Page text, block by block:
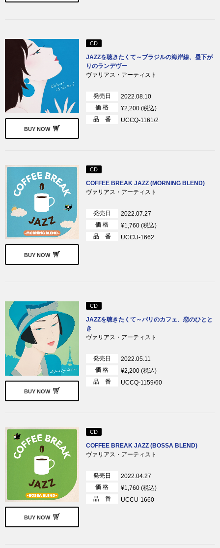
BUY NOW
CD
JAZZを聴きたくて～ブラジルの海岸線、昼下が
りのランデヴー
ヴァリアス・アーティスト
発売日
2022.08.10
価 格
¥2,200 (税込)
品 番
UCCQ-1161/2
BUY NOW
CD
COFFEE BREAK JAZZ (MORNING BLEND)
ヴァリアス・アーティスト
発売日
2022.07.27
価 格
¥1,760 (税込)
品 番
UCCU-1662
BUY NOW
CD
JAZZを聴きたくて～パリのカフェ、恋のひとと
き
ヴァリアス・アーティスト
発売日
2022.05.11
価 格
¥2,200 (税込)
品 番
UCCQ-1159/60
BUY NOW
CD
COFFEE BREAK JAZZ (BOSSA BLEND)
ヴァリアス・アーティスト
発売日
2022.04.27
価 格
¥1,760 (税込)
品 番
UCCU-1660